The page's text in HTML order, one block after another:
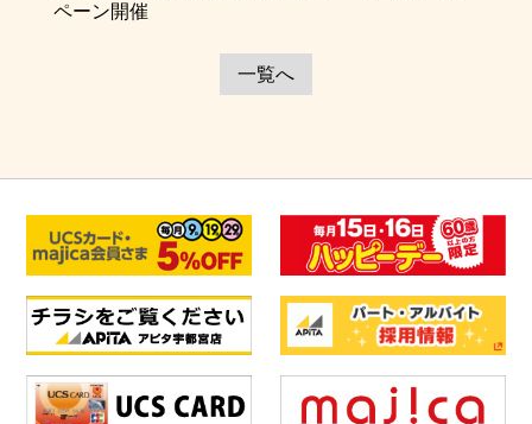
ペーン開催
一覧へ